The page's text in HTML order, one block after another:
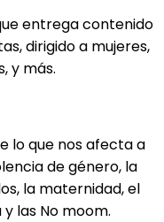
entrega contenido
dirigido a mujeres,
y más.
lo que nos afecta a
de género, la
la maternidad, el
las No moom.